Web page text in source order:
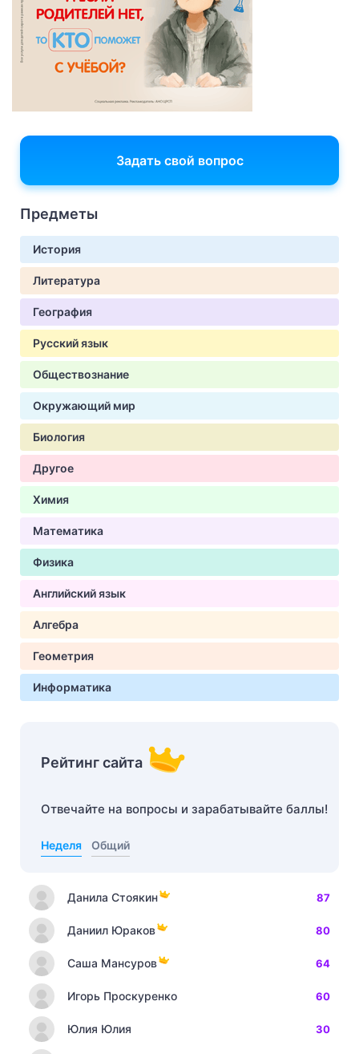
Задать свой вопрос
Предметы
История
Литература
География
Русский язык
Обществознание
Окружающий мир
Биология
Другое
Химия
Математика
Физика
Английский язык
Алгебра
Геометрия
Информатика
Рейтинг сайта
Отвечайте на вопросы и зарабатывайте баллы!
Неделя Общий
Данила Стоякин 87
Даниил Юраков 80
Саша Мансуров 64
Игорь Проскуренко 60
Юлия Юлия 30